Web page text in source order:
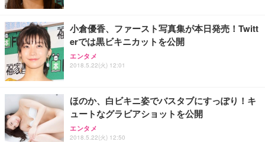
小倉優香、ファースト写真集が本日発売！Twitt
erでは黒ビキニカットを公開
エンタメ
2018.5.22(火) 12:01
ほのか、白ビキニ姿でバスタブにすっぽり！キ
ュートなグラビアショットを公開
エンタメ
2018.5.22(火) 12:50